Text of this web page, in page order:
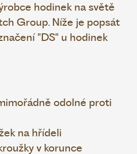
hodinek na světě
Group. Níže je popsát
"DS" u hodinek
odolné proti
na hřídeli
v korunce